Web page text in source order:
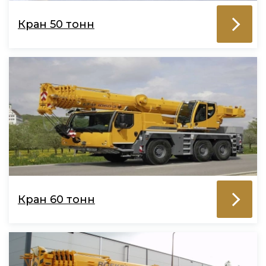
Кран 50 тонн
Кран 60 тонн